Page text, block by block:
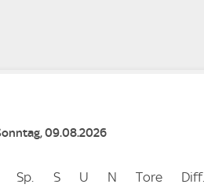
09.08.2026
Sp. Spiele
SSiege
U Unentschieden
N Niederlagen
Tore ToreDiff.